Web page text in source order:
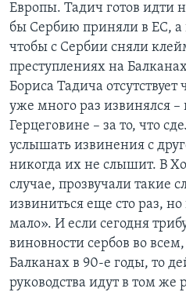
Европы. Тадич готов идти
бы Сербию приняли в ЕС,
чтобы с Сербии сняли
преступлениях на
Бориса Тадича
уже много раз извинялся
Герцеговине – за то, что
услышать извинения с
никогда их не слышит. В
случае, прозвучали такие
извиниться еще сто раз, но
мало». И если сегодня
виновности сербов во
Балканах в 90-е годы, то
руководства идут в том же